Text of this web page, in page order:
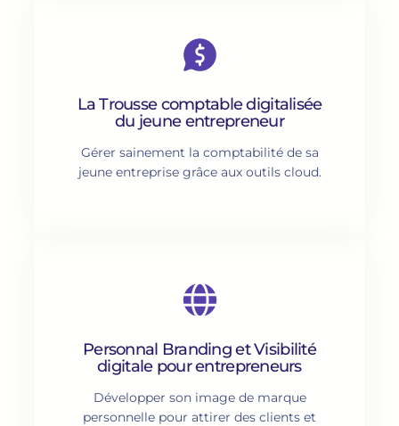
La Trousse comptable digitalisée
du jeune entrepreneur
Gérer sainement la comptabilité de sa
jeune entreprise grâce aux outils cloud.
Personnal Branding et Visibilité
digitale pour entrepreneurs
Développer son image de marque
personnelle pour attirer des clients et